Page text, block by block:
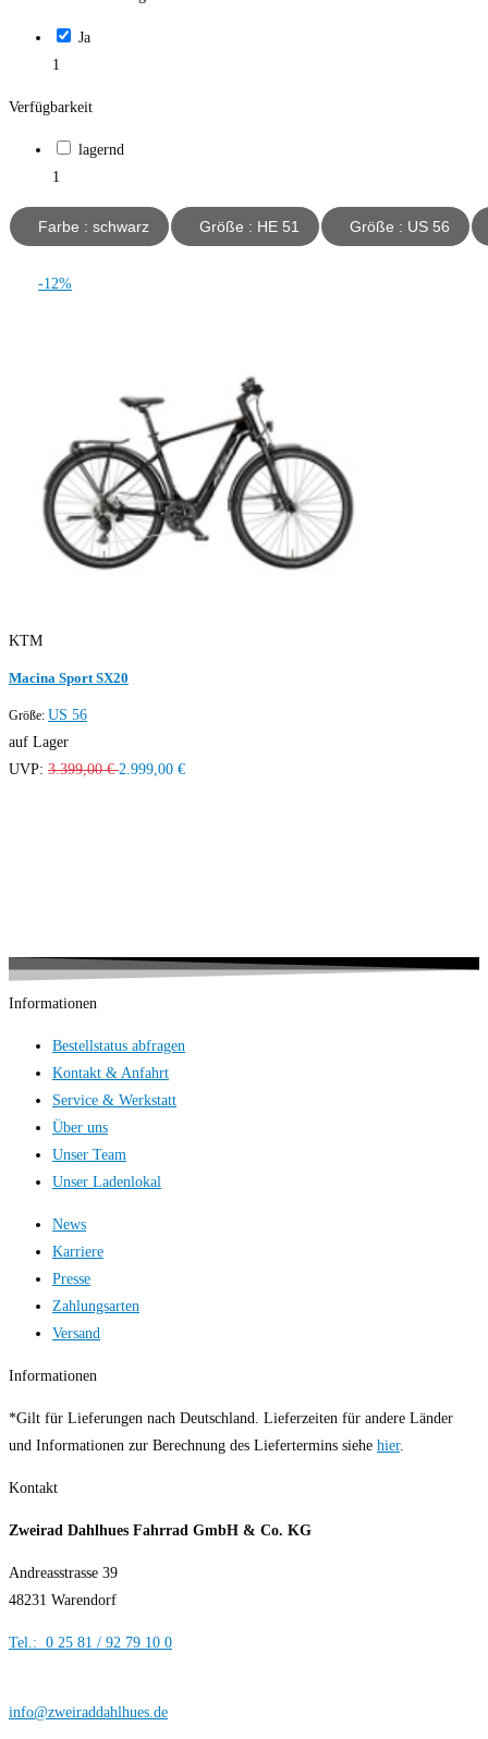
Ja
1
Verfügbarkeit
lagernd
1
Farbe : schwarz Größe : HE 51 Größe : US 56
-12%
KTM
Macina Sport SX20
Größe: US 56
auf Lager
UVP: 3.399,00 € 2.999,00 €
Informationen
Bestellstatus abfragen
Kontakt & Anfahrt
Service & Werkstatt
Über uns
Unser Team
Unser Ladenlokal
News
Karriere
Presse
Zahlungsarten
Versand
Informationen
*Gilt für Lieferungen nach Deutschland. Lieferzeiten für andere Länder
und Informationen zur Berechnung des Liefertermins siehe hier.
Kontakt
Zweirad Dahlhues Fahrrad GmbH & Co. KG
Andreasstrasse 39
48231 Warendorf
Tel.: 0 25 81 / 92 79 10 0
info@zweiraddahlhues.de